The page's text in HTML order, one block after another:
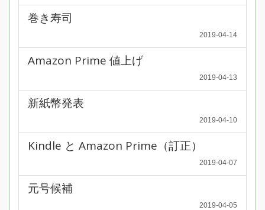
巻き寿司
2019-04-14
Amazon Prime 値上げ
2019-04-13
新紙幣発表
2019-04-10
Kindle と Amazon Prime（訂正）
2019-04-07
元号候補
2019-04-05